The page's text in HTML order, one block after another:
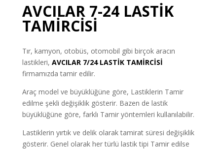
AVCILAR 7-24 LASTİK
TAMİRCİSİ
Tır, kamyon, otobüs, otomobil gibi birçok aracın
lastikleri, AVCILAR 7/24 LASTİK TAMİRCİSİ
firmamızda tamir edilir.
Araç model ve büyüklüğüne göre, Lastiklerin Tamir
edilme şekli değişiklik gösterir. Bazen de lastik
büyüklüğüne göre, farklı Tamir yöntemleri kullanılabilir.
Lastiklerin yırtık ve delik olarak tamirat süresi değişiklik
gösterir. Genel olarak her türlü lastik tipi Tamir edilse